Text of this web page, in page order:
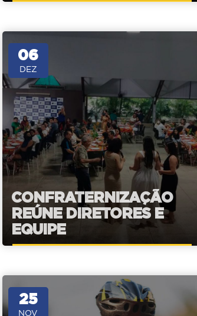
06
DEZ
CONFRATERNIZAÇÃO
REÚNE DIRETORES E
EQUIPE
25
NOV